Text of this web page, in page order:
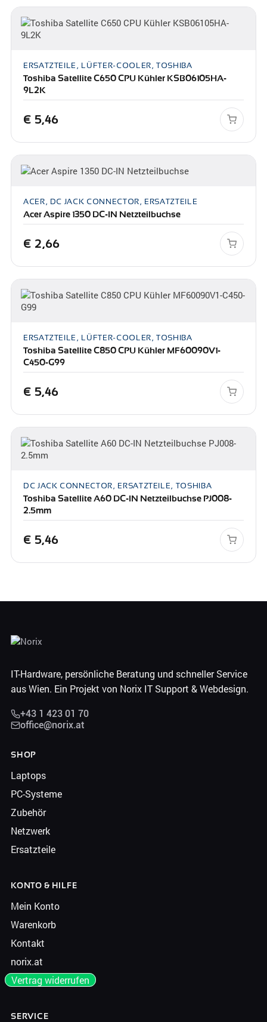
ERSATZTEILE, LÜFTER-COOLER, TOSHIBA
Toshiba Satellite C650 CPU Kühler KSB06105HA-
9L2K
€ 5,46
ACER, DC JACK CONNECTOR, ERSATZTEILE
Acer Aspire 1350 DC-IN Netzteilbuchse
€ 2,66
ERSATZTEILE, LÜFTER-COOLER, TOSHIBA
Toshiba Satellite C850 CPU Kühler MF60090V1-
C450-G99
€ 5,46
DC JACK CONNECTOR, ERSATZTEILE, TOSHIBA
Toshiba Satellite A60 DC-IN Netzteilbuchse PJ008-
2.5mm
€ 5,46
IT-Hardware, persönliche Beratung und schneller Service
aus Wien. Ein Projekt von Norix IT Support & Webdesign.
+43 1 423 01 70
office@norix.at
SHOP
Laptops
PC-Systeme
Zubehör
Netzwerk
Ersatzteile
KONTO & HILFE
Mein Konto
Warenkorb
Kontakt
norix.at
Vertrag widerrufen
SERVICE